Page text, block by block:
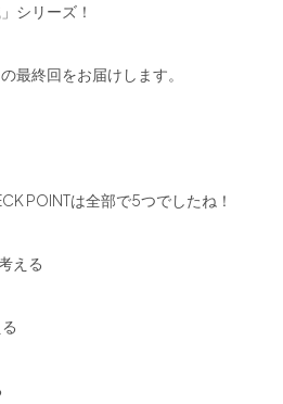
シリーズ！
最終回をお届けします。
POINTは全部で5つでしたね！
える